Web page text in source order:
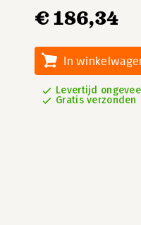
€ 186,34
In
Levertijd
Gratis verzonden